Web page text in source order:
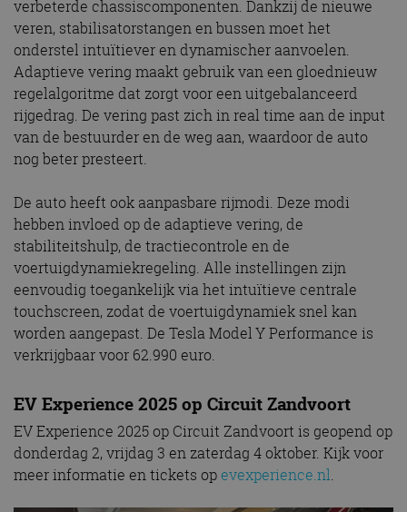
verbeterde chassiscomponenten. Dankzij de nieuwe
veren, stabilisatorstangen en bussen moet het
onderstel intuïtiever en dynamischer aanvoelen.
Adaptieve vering maakt gebruik van een gloednieuw
regelalgoritme dat zorgt voor een uitgebalanceerd
rijgedrag. De vering past zich in real time aan de input
van de bestuurder en de weg aan, waardoor de auto
nog beter presteert.
De auto heeft ook aanpasbare rijmodi. Deze modi
hebben invloed op de adaptieve vering, de
stabiliteitshulp, de tractiecontrole en de
voertuigdynamiekregeling. Alle instellingen zijn
eenvoudig toegankelijk via het intuïtieve centrale
touchscreen, zodat de voertuigdynamiek snel kan
worden aangepast. De Tesla Model Y Performance is
verkrijgbaar voor 62.990 euro.
EV Experience 2025 op Circuit Zandvoort
EV Experience 2025 op Circuit Zandvoort is geopend op
donderdag 2, vrijdag 3 en zaterdag 4 oktober. Kijk voor
meer informatie en tickets opevexperience.nl.